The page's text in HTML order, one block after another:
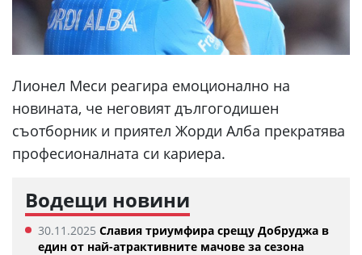
Лионел Меси реагира емоционално на
новината, че неговият дългогодишен
съотборник и приятел Жорди Алба прекратява
професионалната си кариера.
Водещи новини
30.11.2025 Славия триумфира срещу Добруджа в
един от най-атрактивните мачове за сезона